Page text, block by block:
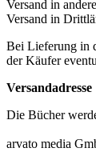
Versand in
Versand in
Bei Lieferung in
der Käufer
Versandadresse
Die Bücher
arvato media